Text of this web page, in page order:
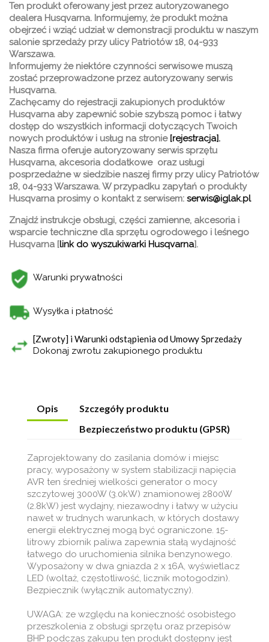
Ten produkt oferowany jest przez autoryzowanego
dealera Husqvarna. Informujemy, że produkt można
obejrzeć i wziąć udział w demonstracji produktu w naszym
salonie sprzedaży przy ulicy Patriotów 18, 04-933
Warszawa.
Informujemy że niektóre czynności serwisowe muszą
zostać przeprowadzone przez autoryzowany serwis
Husqvarna.
Zachęcamy do rejestracji zakupionych produktów
Husqvarna aby zapewnić sobie szybszą pomoc i łatwy
dostęp do wszystkich informacji dotyczących Twoich
nowych produktów i usług na stronie [rejestracja].
Nasza firma oferuje autoryzowany serwis sprzętu
Husqvarna, akcesoria dodatkowe oraz usługi
posprzedażne w siedzibie naszej firmy przy ulicy Patriotów
18, 04-933 Warszawa.W przypadku zapytań o produkty
Husqvarna prosimy o kontakt z serwisem: serwis@iglak.pl
Znajdź instrukcje obsługi, części zamienne, akcesoria i
wsparcie techniczne dla sprzętu ogrodowego i leśnego
Husqvarna [link do wyszukiwarki Husqvarna].
Warunki prywatności
Wysyłka i płatność
[Zwroty] i Warunki odstąpienia od Umowy Sprzedaży
Dokonaj zwrotu zakupionego produktu
Opis
Szczegóły produktu
Bezpieczeństwo produktu (GPSR)
Zaprojektowany do zasilania domów i miejsc
pracy, wyposażony w system stabilizacji napięcia
AVR ten średniej wielkości generator o mocy
szczytowej 3000W (3.0kW) znamionowej 2800W
(2.8kW) jest wydajny, niezawodny i łatwy w użyciu
nawet w trudnych warunkach, w których dostawy
energii elektrycznej mogą być ograniczone. 15-
litrowy zbiornik paliwa zapewnia stałą wydajność
łatwego do uruchomienia silnika benzynowego.
Wyposażony w dwa gniazda 2 x 16A, wyświetlacz
LED (woltaż, częstotliwość, licznik motogodzin).
Bezpiecznik (wyłącznik automatyczny).
UWAGA: ze względu na konieczność osobistego
przeszkolenia z obsługi sprzętu oraz przepisów
BHP podczas zakupu ten produkt dostępny jest